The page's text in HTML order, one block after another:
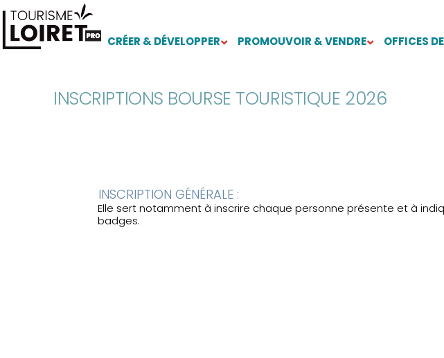
CRÉER & DÉVELOPPER PROMOUVOIR & VENDRE OFFICES
INSCRIPTIONS BOURSE TOURISTIQUE 2026
INSCRIPTION GÉNÉRALE :
Elle sert notamment à inscrire chaque personne présente et à
badges.